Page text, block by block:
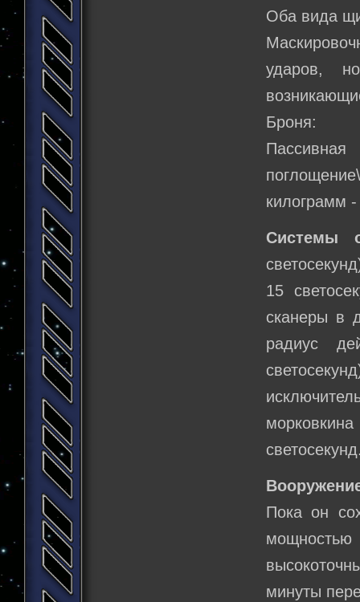
Оба вида
ударов,
Броня:
килограмм
Системы
15
сканеры в
радиус
Пока он
минуты